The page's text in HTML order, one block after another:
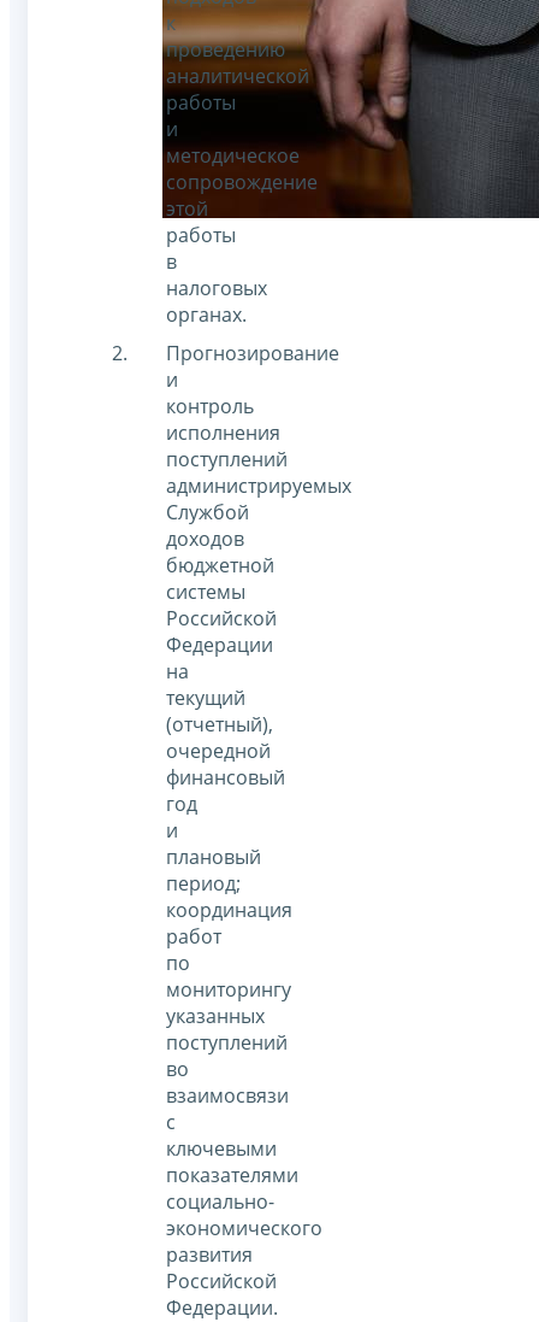
к
проведению
аналитической
работы
и
методическое
сопровождение
этой
работы
в
налоговых
органах.
Прогнозирование
и
контроль
исполнения
поступлений
администрируемых
Службой
доходов
бюджетной
системы
Российской
Федерации
на
текущий
(отчетный),
очередной
финансовый
год
и
плановый
период;
координация
работ
по
мониторингу
указанных
поступлений
во
взаимосвязи
с
ключевыми
показателями
социально-
экономического
развития
Российской
Федерации.